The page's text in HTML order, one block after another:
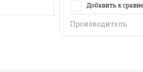
Добавить к
Производитель: